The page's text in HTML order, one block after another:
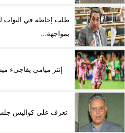
طلب إحاطة في النواب
بمواجهة...
إنتر ميامي يفاجيء
تعرف على كواليس